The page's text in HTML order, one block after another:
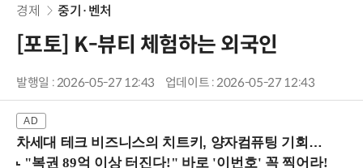
경제 중기·벤처
[포토] K-뷰티 체험하는 외국인
발행일 : 2026-05-27 12:43 업데이트 : 2026-05-27 12:43
차세대 테크 비즈니스의 치트키, 양자컴퓨팅 기회를 선점하라! (8/28 강남역)